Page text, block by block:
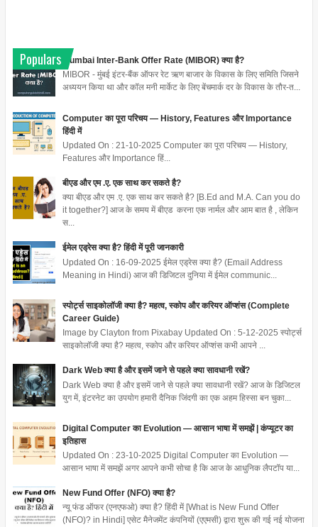
Populars
Mumbai Inter-Bank Offer Rate (MIBOR) क्या है?
MIBOR - मुंबई इंटर-बैंक ऑफर रेट ऋण बाजार के विकास के लिए समिति जिसने
अध्ययन किया था और कॉल मनी मार्केट के लिए बेंचमार्क दर के विकास के तौर-त...
Computer का पूरा परिचय — History, Features और Importance
हिंदी में
Updated On : 21-10-2025 Computer का पूरा परिचय — History,
Features और Importance हिं...
बीएड और एम .ए. एक साथ कर सकते है?
क्या बीएड और एम .ए. एक साथ कर सकते है? [B.Ed and M.A. Can you do
it together?] आज के समय में बीएड करना एक नार्मल और आम बात है , लेकिन
स...
ईमेल एड्रेस क्या है? हिंदी में पूरी जानकारी
Updated On : 16-09-2025 ईमेल एड्रेस क्या है? (Email Address
Meaning in Hindi) आज की डिजिटल दुनिया में ईमेल communic...
स्पोर्ट्स साइकोलॉजी क्या है? महत्व, स्कोप और करियर ऑप्शंस (Complete
Career Guide)
Image by Clayton from Pixabay Updated On : 5-12-2025 स्पोर्ट्स
साइकोलॉजी क्या है? महत्व, स्कोप और करियर ऑप्शंस कभी आपने ...
Dark Web क्या है और इसमें जाने से पहले क्या सावधानी रखें?
Dark Web क्या है और इसमें जाने से पहले क्या सावधानी रखें? आज के डिजिटल
युग में, इंटरनेट का उपयोग हमारी दैनिक जिंदगी का एक अहम हिस्सा बन चुका...
Digital Computer का Evolution — आसान भाषा में समझें | कंप्यूटर का
इतिहास
Updated On : 23-10-2025 Digital Computer का Evolution —
आसान भाषा में समझें अगर आपने कभी सोचा है कि आज के आधुनिक लैपटॉप या...
New Fund Offer (NFO) क्या है?
न्यू फंड ऑफर (एनएफओ) क्या है? हिंदी में [What is New Fund Offer
(NFO)? in Hindi] एसेट मैनेजमेंट कंपनियों (एएमसी) द्वारा शुरू की गई नई योजना